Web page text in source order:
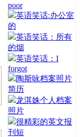
poor
英语笑话:办公室
的
英语笑话：所有
的烟
英语笑话：I
forgot
陶斯咏档案照片
简历
龙淇姝个人档案
照片
很精彩的英文报
刊短